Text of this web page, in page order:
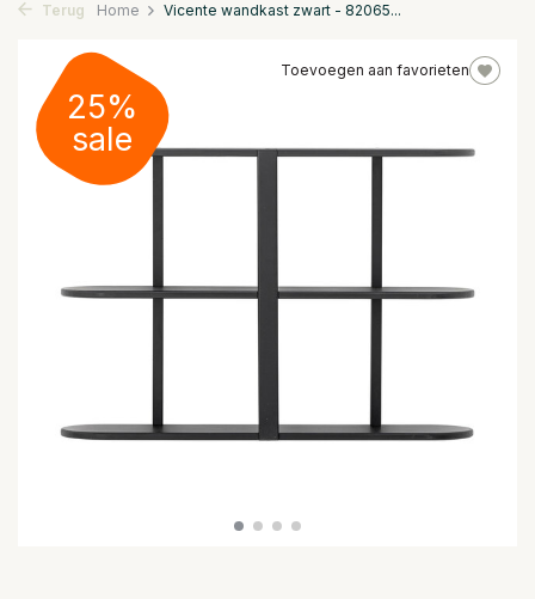
Terug Home Vicente wandkast zwart - 82065...
Toevoegen aan favorieten
25%
sale